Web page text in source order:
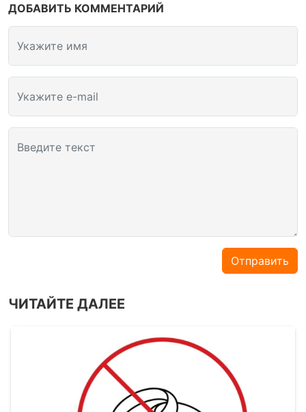
ДОБАВИТЬ КОММЕНТАРИЙ
Укажите имя
Укажите e-mail
Введите текст
Отправить
ЧИТАЙТЕ ДАЛЕЕ